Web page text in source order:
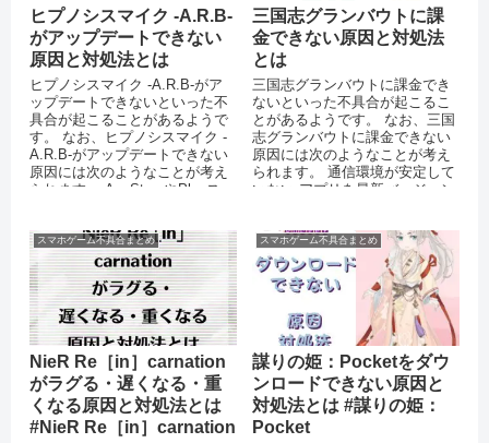
ヒプノシスマイク -A.R.B-
がアップデートできない
原因と対処法とは
ヒプノシスマイク -A.R.B-がア
ップデートできないといった不
具合が起こることがあるようで
す。 なお、ヒプノシスマイク -
A.R.B-がアップデートできない
原因には次のようなことが考え
られます。 AppStoreやPlayス
三国志グランバウトに課
金できない原因と対処法
とは
三国志グランバウトに課金でき
ないといった不具合が起こるこ
とがあるようです。 なお、三国
志グランバウトに課金できない
原因には次のようなことが考え
られます。 通信環境が安定して
いない アプリを最新バージョン
スマホゲーム不具合まとめ
NieR Re［in］carnation
がラグる・遅くなる・重
くなる原因と対処法とは
#NieR Re［in］carnation
スマホゲーム不具合まとめ
謀りの姫：Pocketをダウ
ンロードできない原因と
対処法とは #謀りの姫：
Pocket